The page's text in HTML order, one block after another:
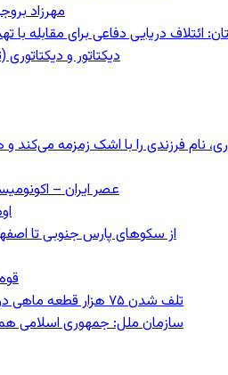
مهرزاد
ائتلاف دریایی دفاعی برای مقابله
دیکتاتور و
فرزندی را با اشک زمزمه می‌کند
عصر ایران –
از سکوهای پارس جنوبی تا
تلف شدن ۷۵ هزار قطعه ماهی در رودخانه مسقان شیراز بر اثر ورود شورابه فوق‌اشباع
سازمان ملل: جمهوری اسلامی